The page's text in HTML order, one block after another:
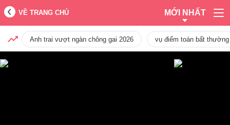
VỀ TRANG CHỦ MỚI NHẤT
Anh trai vượt ngàn chông gai 2026 vụ điểm toán bất